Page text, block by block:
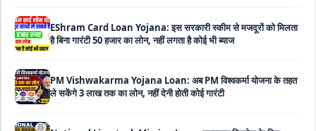
PM Vishwakarma Yojana Loan: अब PM विश्वकर्मा योजना के तहत
National Livestock Mission Loan: पशुपालन बिजनेस के लिए